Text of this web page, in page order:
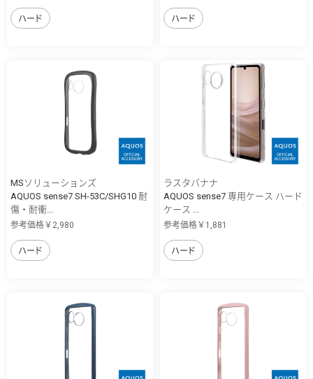
ハード ハード
MSソリューションズ
AQUOS sense7 SH-53C/SHG10 耐
傷・耐衝...
参考価格￥2,980
ハード
ラスタバナナ
AQUOS sense7 専用ケース ハード
ケース ...
参考価格￥1,881
ハード